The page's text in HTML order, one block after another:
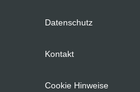
Datenschutz
Kontakt
Cookie Hinweise